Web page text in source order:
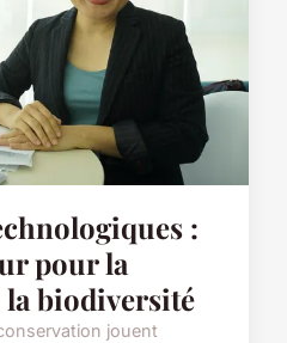
:
pour la
la biodiversité
jouent